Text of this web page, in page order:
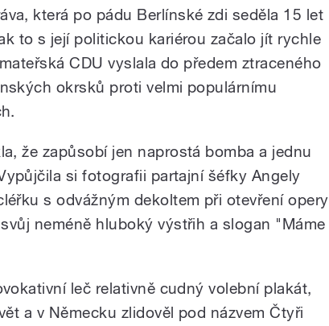
která po pádu Berlínské zdi seděla 15 let
to s její politickou kariérou začalo jít rychle
CDU vyslala do předem ztraceného
okrsků proti velmi populárnímu
že zapůsobí jen naprostá bomba a jednu
si fotografii partajní šéfky Angely
s odvážným dekoltem při otevření opery
neméně hluboký výstřih a slogan "Máme
leč relativně cudný volební plakát,
a v Německu zlidověl pod názvem Čtyři